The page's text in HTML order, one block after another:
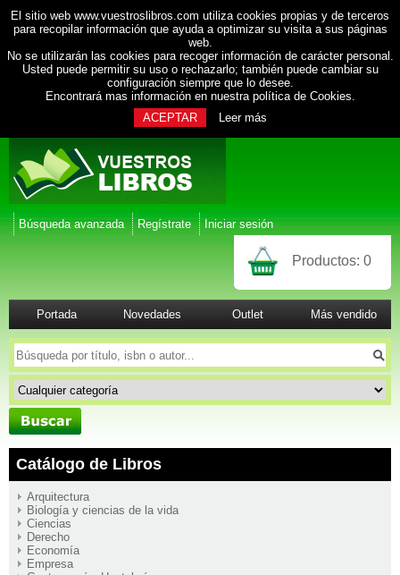
El sitio web www.vuestroslibros.com utiliza cookies propias y de terceros
para recopilar información que ayuda a optimizar su visita a sus páginas
web.
No se utilizarán las cookies para recoger información de carácter personal.
Usted puede permitir su uso o rechazarlo; también puede cambiar su
configuración siempre que lo desee.
Encontrará mas información en nuestra política de Cookies.
ACEPTAR
Leer más
Búsqueda avanzada Regístrate Iniciar sesión
Productos: 0
Portada Novedades Outlet Más vendido
Catálogo de Libros
Arquitectura
Biología y ciencias de la vida
Ciencias
Derecho
Economía
Empresa